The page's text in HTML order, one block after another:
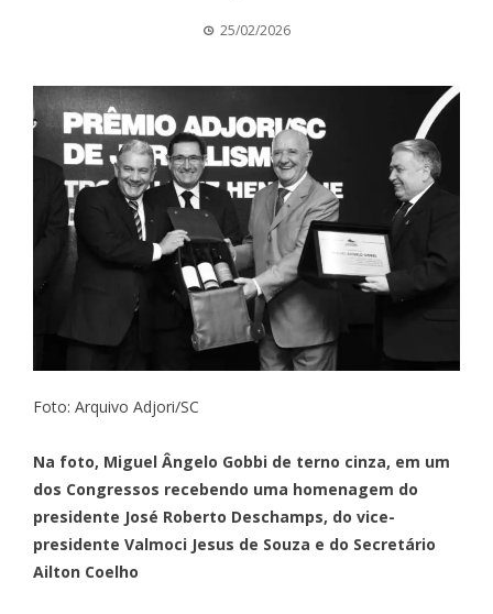
25/02/2026
Foto: Arquivo Adjori/SC
Na foto, Miguel Ângelo Gobbi de terno cinza, em um
dos Congressos recebendo uma homenagem do
presidente José Roberto Deschamps, do vice-
presidente Valmoci Jesus de Souza e do Secretário
Ailton Coelho